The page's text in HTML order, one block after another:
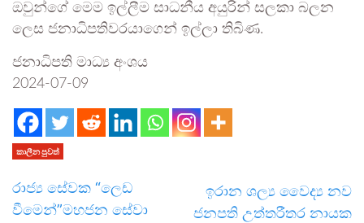
ඔවුන්ගේ මෙම ඉල්ලීම සාධනීය අයුරින් සලකා බලන
ලෙස ජනාධිපතිවරයාගෙන් ඉල්ලා තිබිණ.
ජනාධිපති මාධ්‍ය අංශය
2024-07-09
කාලීන පුවත්
රාජ්‍ය සේවක “ලෙඩ
වීමෙන්”මහජන සේවා
ඉරාන ශල්‍ය වෛද්‍ය නව
ජනපති උත්තරීතර නායක